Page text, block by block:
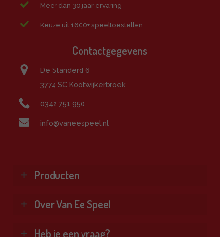
Meer dan 30 jaar ervaring
Keuze uit 1600+ speeltoestellen
Contactgegevens
De Standerd 6
3774 SC Kootwijkerbroek
0342 751 950
info@vaneespeel.nl
Producten
Klimtoestellen
Over Van Ee Speel
Wie zijn wij?
Heb je een vraag?